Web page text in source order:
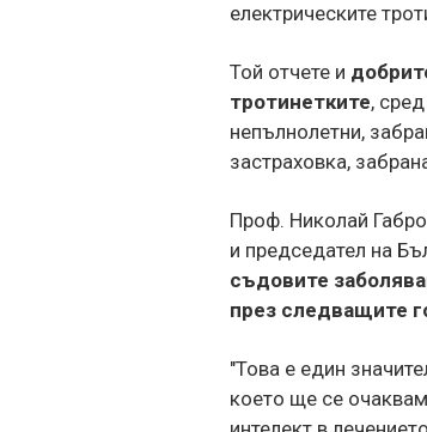
електрическите
Той отчете и
тротинетките,
непълнолетни,
застраховка,
Проф. Николай
и председател на
съдовите
през следващите
"Това е един
което ще се